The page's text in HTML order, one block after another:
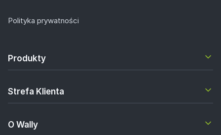
Polityka prywatności
Produkty
Strefa Klienta
O Wally